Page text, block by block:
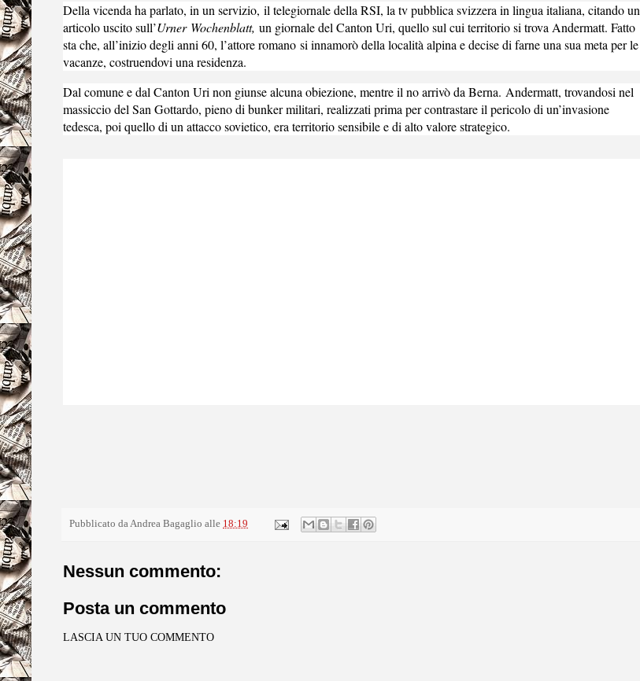
Della vicenda ha parlato, in un servizio, il telegiornale della RSI, la tv pubblica svizzera in lingua italiana, citando un
articolo uscito sull’UrnerWochenblatt, un giornale del Canton Uri, quello sul cui territorio si trova Andermatt. Fatto
sta che, all’inizio degli anni 60, l’attore romano si innamorò della località alpina e decise di farne una sua meta per le
vacanze, costruendovi una residenza.
Dal comune e dal Canton Uri non giunse alcuna obiezione, mentre il no arrivò da Berna. Andermatt, trovandosi nel
massiccio del San Gottardo, pieno di bunker militari, realizzati prima per contrastare il pericolo di un’invasione
tedesca, poi quello di un attacco sovietico, era territorio sensibile e di alto valore strategico.
Pubblicato daAndrea Bagaglio alle 18:19
Nessun commento:
Posta un commento
LASCIA UN TUO COMMENTO